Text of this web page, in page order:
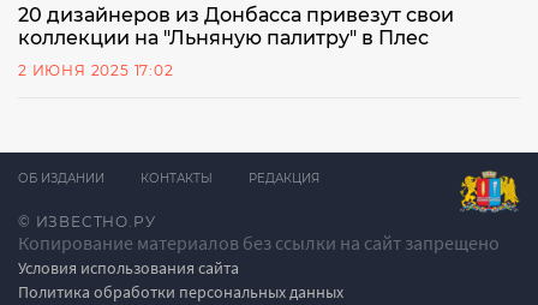
20 дизайнеров из Донбасса привезут свои
коллекции на "Льняную палитру" в Плес
2 ИЮНЯ 2025 17:02
© ИЗВЕСТНО.РУ
Копирование материалов без ссылки на сайт запрещено
Условия использования сайта
Политика обработки персональных данных
ОБ ИЗДАНИИ КОНТАКТЫ РЕДАКЦИЯ